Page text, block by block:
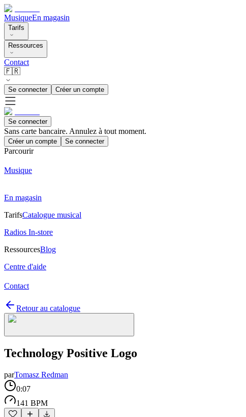
MusiqueEn magasin
Tarifs
Ressources
Contact
🇫🇷
Se connecter Créer un compte
Se connecter
Sans carte bancaire. Annulez à tout moment.
Créer un compte Se connecter
Parcourir
Musique
En magasin
TarifsCatalogue musical
Radios In-store
RessourcesBlog
Centre d'aide
Contact
Retour au catalogue
Technology Positive Logo
parTomasz Redman
0:07
141 BPM